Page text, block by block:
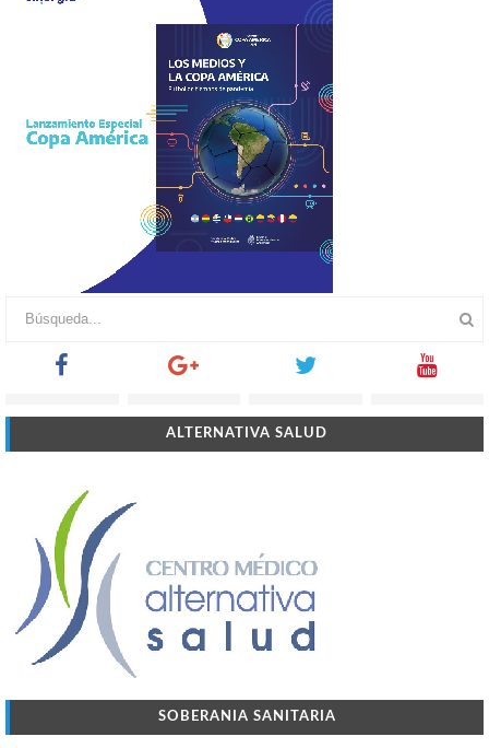
ALTERNATIVA SALUD
SOBERANIA SANITARIA